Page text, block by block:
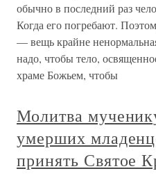
обычно в последний раз
Когда его погребают.
— вещь крайне
надо, чтобы тело,
храме Божьем, чтобы
Молитва
умерших
принять Святое